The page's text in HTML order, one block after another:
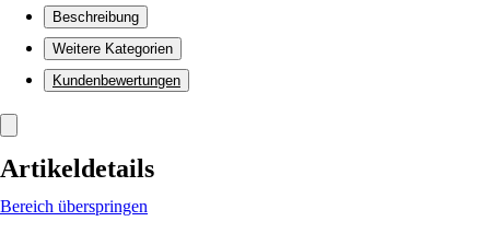
Beschreibung
Weitere Kategorien
Kundenbewertungen
Artikeldetails
Bereich überspringen